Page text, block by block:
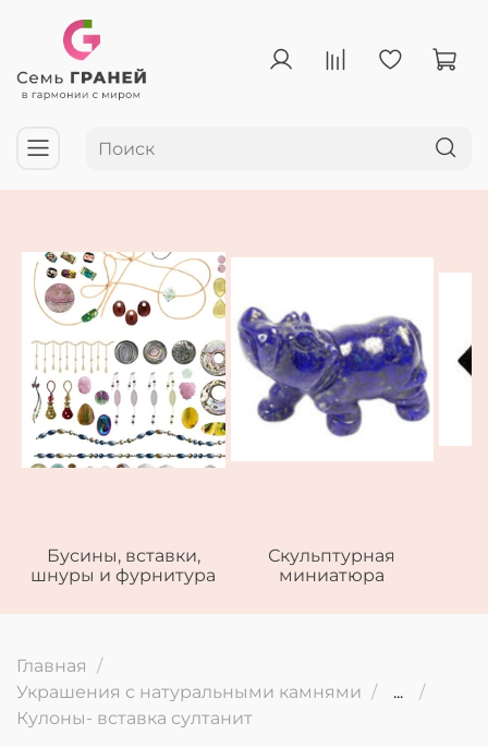
Бусины, вставки,
шнуры и фурнитура
Скульптурная
миниатюра
Главная
Украшения с натуральными камнями
...
Кулоны- вставка султанит